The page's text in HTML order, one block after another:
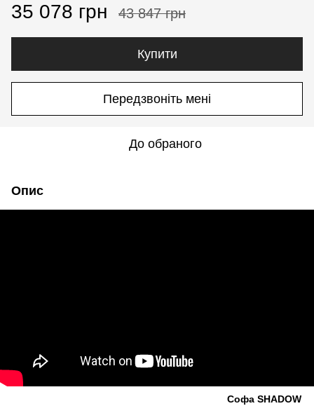
35 078 грн 43 847 грн
Купити
Передзвоніть мені
До обраного
Опис
Софа SHADOW